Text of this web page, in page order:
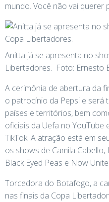
mundo. Você não vai querer
Anitta já se apresenta no
Libertadores. Foto: Ernesto
A cerimônia de abertura da
o patrocínio da Pepsi e será
países e territórios, bem
oficiais da Uefa no YouTube
TikTok. A atração está em
os shows de Camila
Black Eyed Peas e Now
Torcedora do Botafogo, a
nas finais da Copa